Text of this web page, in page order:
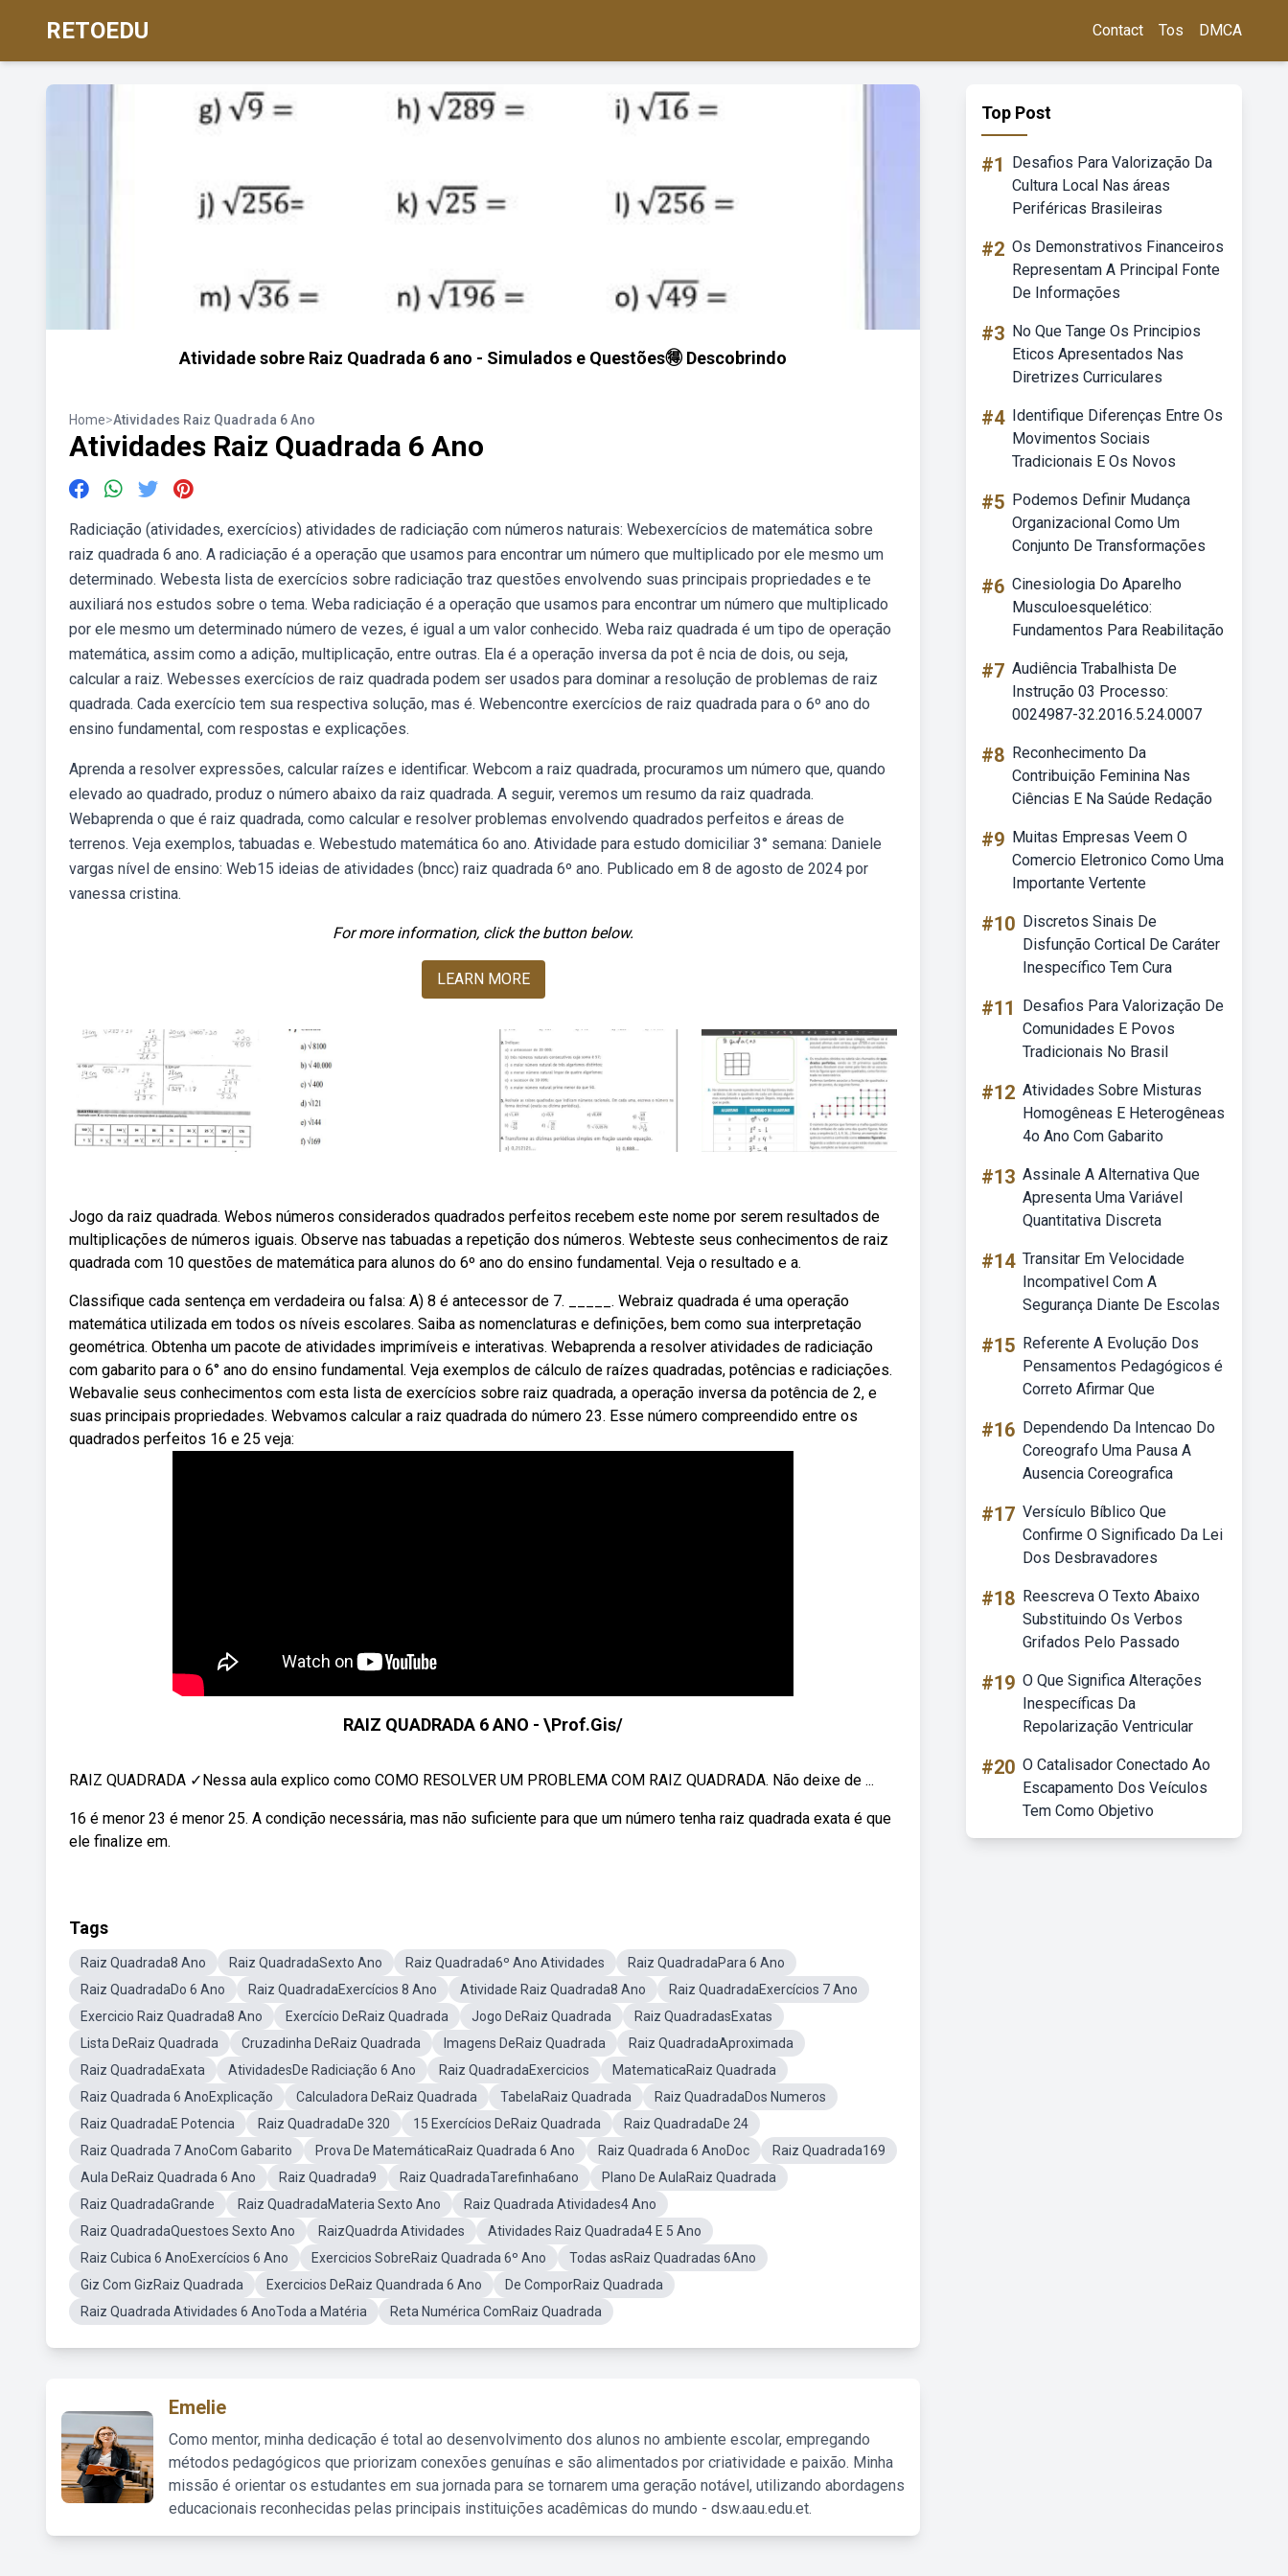
RETOEDU Contact Tos DMCA
Atividade sobre Raiz Quadrada 6 ano - Simulados e Questões🉐 Descobrindo
Home>Atividades Raiz Quadrada 6 Ano
Atividades Raiz Quadrada 6 Ano
Radiciação (atividades, exercícios) atividades de radiciação com números naturais: Webexercícios de matemática sobre
raiz quadrada 6 ano. A radiciação é a operação que usamos para encontrar um número que multiplicado por ele mesmo um
determinado. Webesta lista de exercícios sobre radiciação traz questões envolvendo suas principais propriedades e te
auxiliará nos estudos sobre o tema. Weba radiciação é a operação que usamos para encontrar um número que multiplicado
por ele mesmo um determinado número de vezes, é igual a um valor conhecido. Weba raiz quadrada é um tipo de operação
matemática, assim como a adição, multiplicação, entre outras. Ela é a operação inversa da pot ê ncia de dois, ou seja,
calcular a raiz. Webesses exercícios de raiz quadrada podem ser usados para dominar a resolução de problemas de raiz
quadrada. Cada exercício tem sua respectiva solução, mas é. Webencontre exercícios de raiz quadrada para o 6º ano do
ensino fundamental, com respostas e explicações.
Aprenda a resolver expressões, calcular raízes e identificar. Webcom a raiz quadrada, procuramos um número que, quando
elevado ao quadrado, produz o número abaixo da raiz quadrada. A seguir, veremos um resumo da raiz quadrada.
Webaprenda o que é raiz quadrada, como calcular e resolver problemas envolvendo quadrados perfeitos e áreas de
terrenos. Veja exemplos, tabuadas e. Webestudo matemática 6o ano. Atividade para estudo domiciliar 3° semana: Daniele
vargas nível de ensino: Web15 ideias de atividades (bncc) raiz quadrada 6º ano. Publicado em 8 de agosto de 2024 por
vanessa cristina.
For more information, click the button below.
LEARN MORE
Jogo da raiz quadrada. Webos números considerados quadrados perfeitos recebem este nome por serem resultados de
multiplicações de números iguais. Observe nas tabuadas a repetição dos números. Webteste seus conhecimentos de raiz
quadrada com 10 questões de matemática para alunos do 6º ano do ensino fundamental. Veja o resultado e a.
Classifique cada sentença em verdadeira ou falsa: A) 8 é antecessor de 7. _____. Webraiz quadrada é uma operação
matemática utilizada em todos os níveis escolares. Saiba as nomenclaturas e definições, bem como sua interpretação
geométrica. Obtenha um pacote de atividades imprimíveis e interativas. Webaprenda a resolver atividades de radiciação
com gabarito para o 6° ano do ensino fundamental. Veja exemplos de cálculo de raízes quadradas, potências e radiciações.
Webavalie seus conhecimentos com esta lista de exercícios sobre raiz quadrada, a operação inversa da potência de 2, e
suas principais propriedades. Webvamos calcular a raiz quadrada do número 23. Esse número compreendido entre os
quadrados perfeitos 16 e 25 veja:
RAIZ QUADRADA 6 ANO - \Prof.Gis/
RAIZ QUADRADA ✓Nessa aula explico como COMO RESOLVER UM PROBLEMA COM RAIZ QUADRADA. Não deixe de ...
16 é menor 23 é menor 25. A condição necessária, mas não suficiente para que um número tenha raiz quadrada exata é que
ele finalize em.
Tags
Raiz Quadrada8 Ano Raiz QuadradaSexto Ano Raiz Quadrada6º Ano Atividades
Raiz QuadradaPara 6 Ano
Raiz QuadradaDo 6 Ano
Raiz QuadradaExercícios 8 Ano Atividade Raiz Quadrada8 Ano
Raiz QuadradaExercícios 7 Ano
Exercicio Raiz Quadrada8 Ano
Exercício DeRaiz Quadrada Jogo DeRaiz Quadrada
Raiz QuadradasExatas
Lista DeRaiz Quadrada
Cruzadinha DeRaiz Quadrada Imagens DeRaiz Quadrada
Raiz QuadradaAproximada
Raiz QuadradaExata
AtividadesDe Radiciação 6 Ano Raiz QuadradaExercicios
MatematicaRaiz Quadrada
Raiz Quadrada 6 AnoExplicação
Calculadora DeRaiz Quadrada TabelaRaiz Quadrada
Raiz QuadradaDos Numeros
Raiz QuadradaE Potencia
Raiz QuadradaDe 320 15 Exercícios DeRaiz Quadrada
Raiz QuadradaDe 24
Raiz Quadrada 7 AnoCom Gabarito
Prova De MatemáticaRaiz Quadrada 6 Ano Raiz Quadrada 6 AnoDoc
Raiz Quadrada169
Aula DeRaiz Quadrada 6 Ano
Raiz Quadrada9 Raiz QuadradaTarefinha6ano
Plano De AulaRaiz Quadrada
Raiz QuadradaGrande
Raiz QuadradaMateria Sexto Ano
Raiz Quadrada Atividades4 Ano
Raiz QuadradaQuestoes Sexto Ano
RaizQuadrda Atividades
Atividades Raiz Quadrada4 E 5 Ano
Raiz Cubica 6 AnoExercícios 6 Ano
Exercicios SobreRaiz Quadrada 6º Ano
Todas asRaiz Quadradas 6Ano
Giz Com GizRaiz Quadrada
Exercicios DeRaiz Quandrada 6 Ano
De ComporRaiz Quadrada
Raiz Quadrada Atividades 6 AnoToda a Matéria
Reta Numérica ComRaiz Quadrada
Emelie
Como mentor, minha dedicação é total ao desenvolvimento dos alunos no ambiente escolar, empregando
métodos pedagógicos que priorizam conexões genuínas e são alimentados por criatividade e paixão. Minha
missão é orientar os estudantes em sua jornada para se tornarem uma geração notável, utilizando abordagens
educacionais reconhecidas pelas principais instituições acadêmicas do mundo - dsw.aau.edu.et.
Top Post
#1
Desafios Para Valorização Da
Cultura Local Nas áreas
Periféricas Brasileiras
#2 Os Demonstrativos Financeiros
Representam A Principal Fonte
De Informações
#3 No Que Tange Os Principios
Eticos Apresentados Nas
Diretrizes Curriculares
#4 Identifique Diferenças Entre Os
Movimentos Sociais
Tradicionais E Os Novos
#5 Podemos Definir Mudança
Organizacional Como Um
Conjunto De Transformações
#6 Cinesiologia Do Aparelho
Musculoesquelético:
Fundamentos Para Reabilitação
#7 Audiência Trabalhista De
Instrução 03 Processo:
0024987-32.2016.5.24.0007
#8 Reconhecimento Da
Contribuição Feminina Nas
Ciências E Na Saúde Redação
#9 Muitas Empresas Veem O
Comercio Eletronico Como Uma
Importante Vertente
#10 Discretos Sinais De
Disfunção Cortical De Caráter
Inespecífico Tem Cura
#11
Desafios Para Valorização De
Comunidades E Povos
Tradicionais No Brasil
#12 Atividades Sobre Misturas
Homogêneas E Heterogêneas
4o Ano Com Gabarito
#13 Assinale A Alternativa Que
Apresenta Uma Variável
Quantitativa Discreta
#14 Transitar Em Velocidade
Incompativel Com A
Segurança Diante De Escolas
#15 Referente A Evolução Dos
Pensamentos Pedagógicos é
Correto Afirmar Que
#16 Dependendo Da Intencao Do
Coreografo Uma Pausa A
Ausencia Coreografica
#17 Versículo Bíblico Que
Confirme O Significado Da Lei
Dos Desbravadores
#18 Reescreva O Texto Abaixo
Substituindo Os Verbos
Grifados Pelo Passado
#19 O Que Significa Alterações
Inespecíficas Da
Repolarização Ventricular
#20 O Catalisador Conectado Ao
Escapamento Dos Veículos
Tem Como Objetivo